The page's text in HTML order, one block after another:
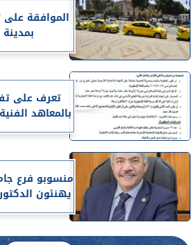
تعرف على
بالمعاهد
منسوبو فرع
يهنئون